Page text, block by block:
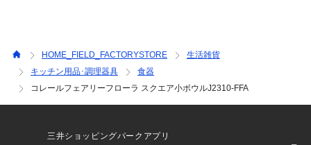
HOME_FIELD_FACTORYSTORE
生活雑貨
キッチン用品･調理器具
食器
コレールフェアリーフローラ スクエア小ボウルJ2310-FFA
三井ショッピングパークアプリ